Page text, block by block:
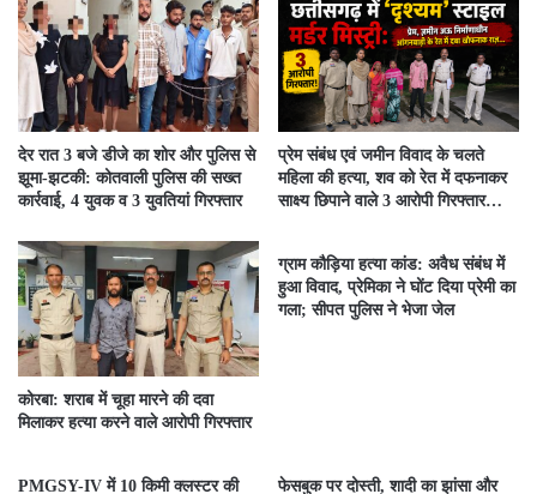
देर रात 3 बजे डीजे का शोर और पुलिस से
झूमा-झटकी: कोतवाली पुलिस की सख्त
कार्रवाई, 4 युवक व 3 युवतियां गिरफ्तार
प्रेम संबंध एवं जमीन विवाद के चलते
महिला की हत्या, शव को रेत में दफनाकर
साक्ष्य छिपाने वाले 3 आरोपी गिरफ्तार…
कोरबा: शराब में चूहा मारने की दवा
मिलाकर हत्या करने वाले आरोपी गिरफ्तार
ग्राम कौड़िया हत्या कांड: अवैध संबंध में
हुआ विवाद, प्रेमिका ने घोंट दिया प्रेमी का
गला; सीपत पुलिस ने भेजा जेल
PMGSY-IV में 10 किमी क्लस्टर की फेसबुक पर दोस्ती, शादी का झांसा और